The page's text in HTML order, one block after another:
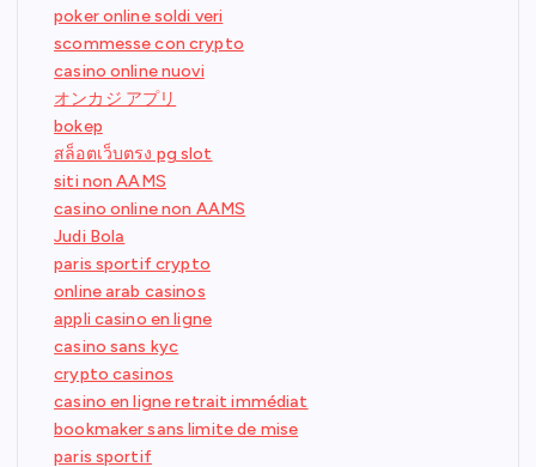
poker online soldi veri
scommesse con crypto
casino online nuovi
オンカジ アプリ
bokep
สล็อตเว็บตรง pg slot
siti non AAMS
casino online non AAMS
Judi Bola
paris sportif crypto
online arab casinos
appli casino en ligne
casino sans kyc
crypto casinos
casino en ligne retrait immédiat
bookmaker sans limite de mise
paris sportif